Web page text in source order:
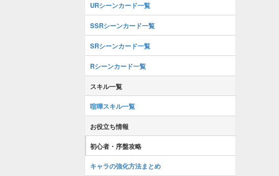
URシーンカード一覧
SSRシーンカード一覧
SRシーンカード一覧
Rシーンカード一覧
スキル一覧
喧嘩スキル一覧
お役立ち情報
初心者・序盤攻略
キャラの強化方法まとめ